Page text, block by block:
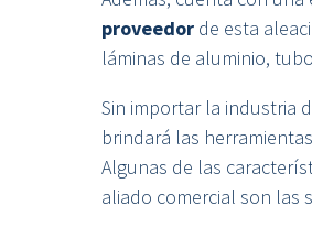
proveedor de esta
láminas de aluminio,
Sin importar la industria
brindará las
Algunas de las
aliado comercial son las